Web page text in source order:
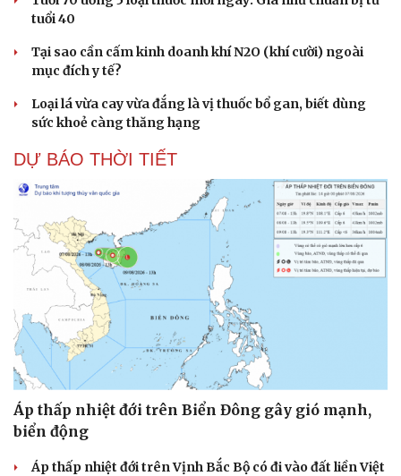
tuổi 40
Tại sao cần cấm kinh doanh khí N2O (khí cười) ngoài
mục đích y tế?
Loại lá vừa cay vừa đắng là vị thuốc bổ gan, biết dùng
sức khoẻ càng thăng hạng
DỰ BÁO THỜI TIẾT
Áp thấp nhiệt đới trên Biển Đông gây gió mạnh,
biển động
Áp thấp nhiệt đới trên Vịnh Bắc Bộ có đi vào đất liền Việt